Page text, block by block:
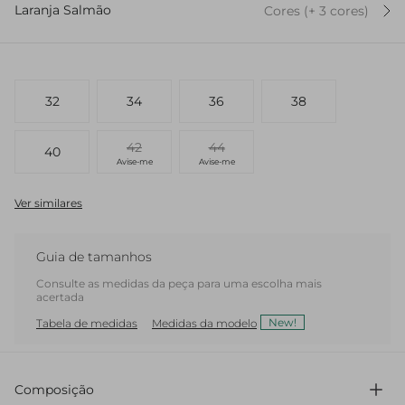
Laranja Salmão Cores (+ 3 cores)
32 34 36 38
40 42
Avise-me
44
Avise-me
Ver similares
Guia de tamanhos
Consulte as medidas da peça para uma escolha mais
acertada
Tabela de medidas
Medidas da modelo New!
Composição